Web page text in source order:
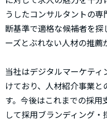
うしたコンサルタントの
断基準で適格な候補者を
ーズとぶれない人材の推薦
当社はデジタルマーケテ
けており、人材紹介事業
す。今後はこれまでの採
して採用ブランディング